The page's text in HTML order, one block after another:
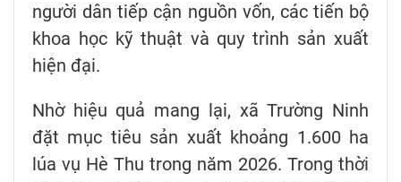
người dân tiếp cận nguồn vốn, các tiến bộ
khoa học kỹ thuật và quy trình sản xuất
hiện đại.
Nhờ hiệu quả mang lại, xã Trường Ninh
đặt mục tiêu sản xuất khoảng 1.600 ha
lúa vụ Hè Thu trong năm 2026. Trong thời